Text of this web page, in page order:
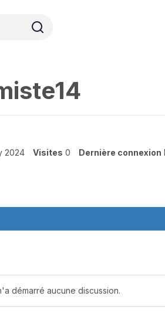
2024 Visites 0 Dernière connexion
démarré aucune discussion.